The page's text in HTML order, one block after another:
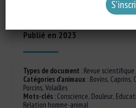
Leah Burns, Michael Curry, Jeremy
Publié en 2023
Types de document : Revue
Catégories d'animaux : Bovins, Caprins,
Porcins, Volailles
Mots-clés: Conscience, Douleur,
Relation homme-animal